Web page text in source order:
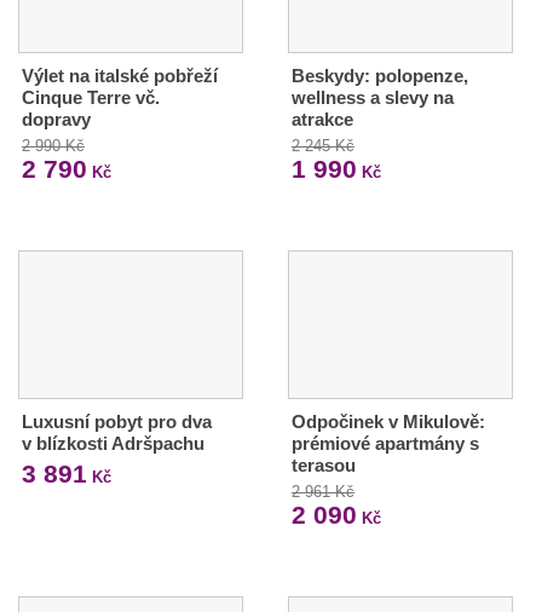
Výlet na italské pobřeží
Cinque Terre vč.
dopravy
2 990 Kč
2 790 Kč
Beskydy: polopenze,
wellness a slevy na
atrakce
2 245 Kč
1 990 Kč
Luxusní pobyt pro dva
v blízkosti Adršpachu
3 891 Kč
Odpočinek v Mikulově:
prémiové apartmány s
terasou
2 961 Kč
2 090 Kč